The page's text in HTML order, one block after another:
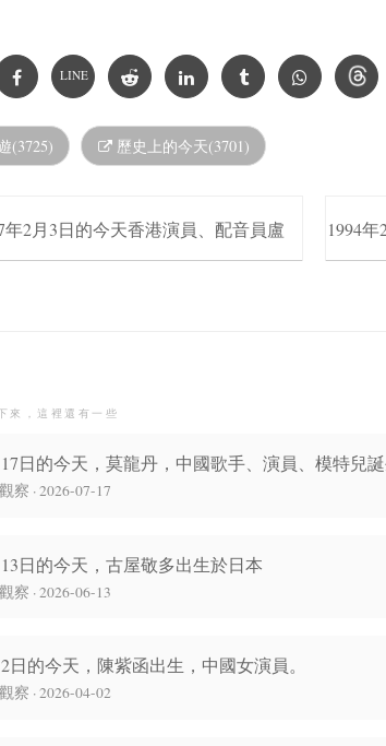
LINE
(3725) 歷史上的今天(3701)
年2月3日的今天香港演員、配音員盧 1994
來，這裡還有一些
17日的今天，莫龍丹，中國歌手、演員、模特兒
察 · 2026-07-17
13日的今天，古屋敬多出生於日本
察 · 2026-06-13
日的今天，陳紫函出生，中國女演員。
察 · 2026-04-02